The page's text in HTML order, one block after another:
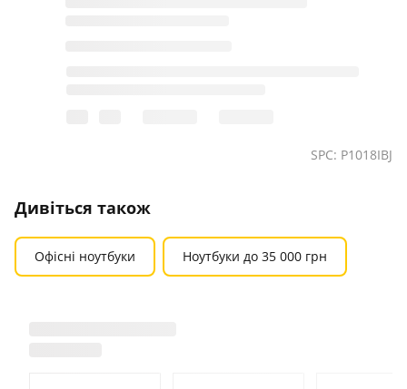
SPC: P1018IBJ
Дивіться також
Офісні ноутбуки Ноутбуки до 35 000 грн